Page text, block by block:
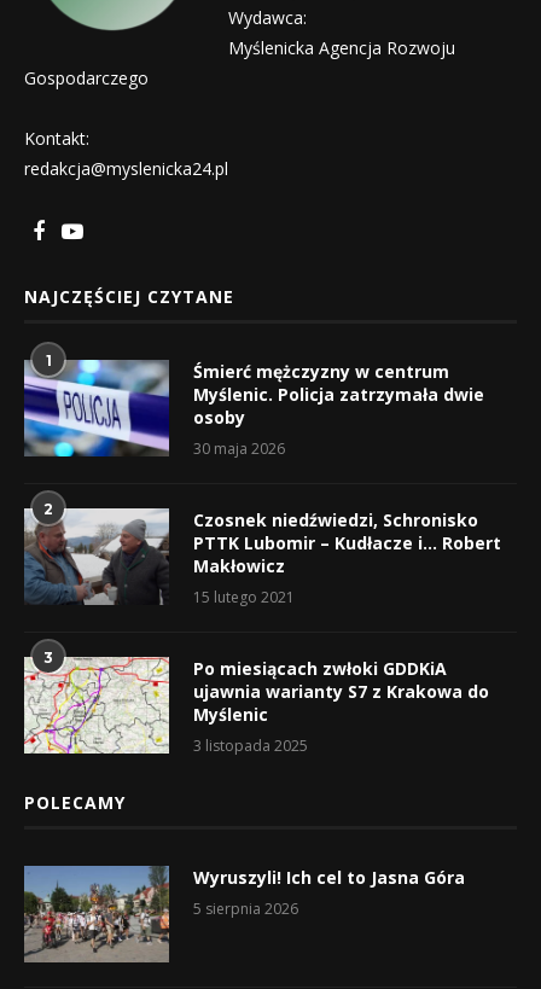
Wydawca:
Myślenicka Agencja Rozwoju
Gospodarczego
Kontakt:
redakcja@myslenicka24.pl
NAJCZĘŚCIEJ CZYTANE
1
Śmierć mężczyzny w centrum
Myślenic. Policja zatrzymała dwie
osoby
30 maja 2026
2
Czosnek niedźwiedzi, Schronisko
PTTK Lubomir – Kudłacze i… Robert
Makłowicz
15 lutego 2021
3
Po miesiącach zwłoki GDDKiA
ujawnia warianty S7 z Krakowa do
Myślenic
3 listopada 2025
POLECAMY
Wyruszyli! Ich cel to Jasna Góra
5 sierpnia 2026